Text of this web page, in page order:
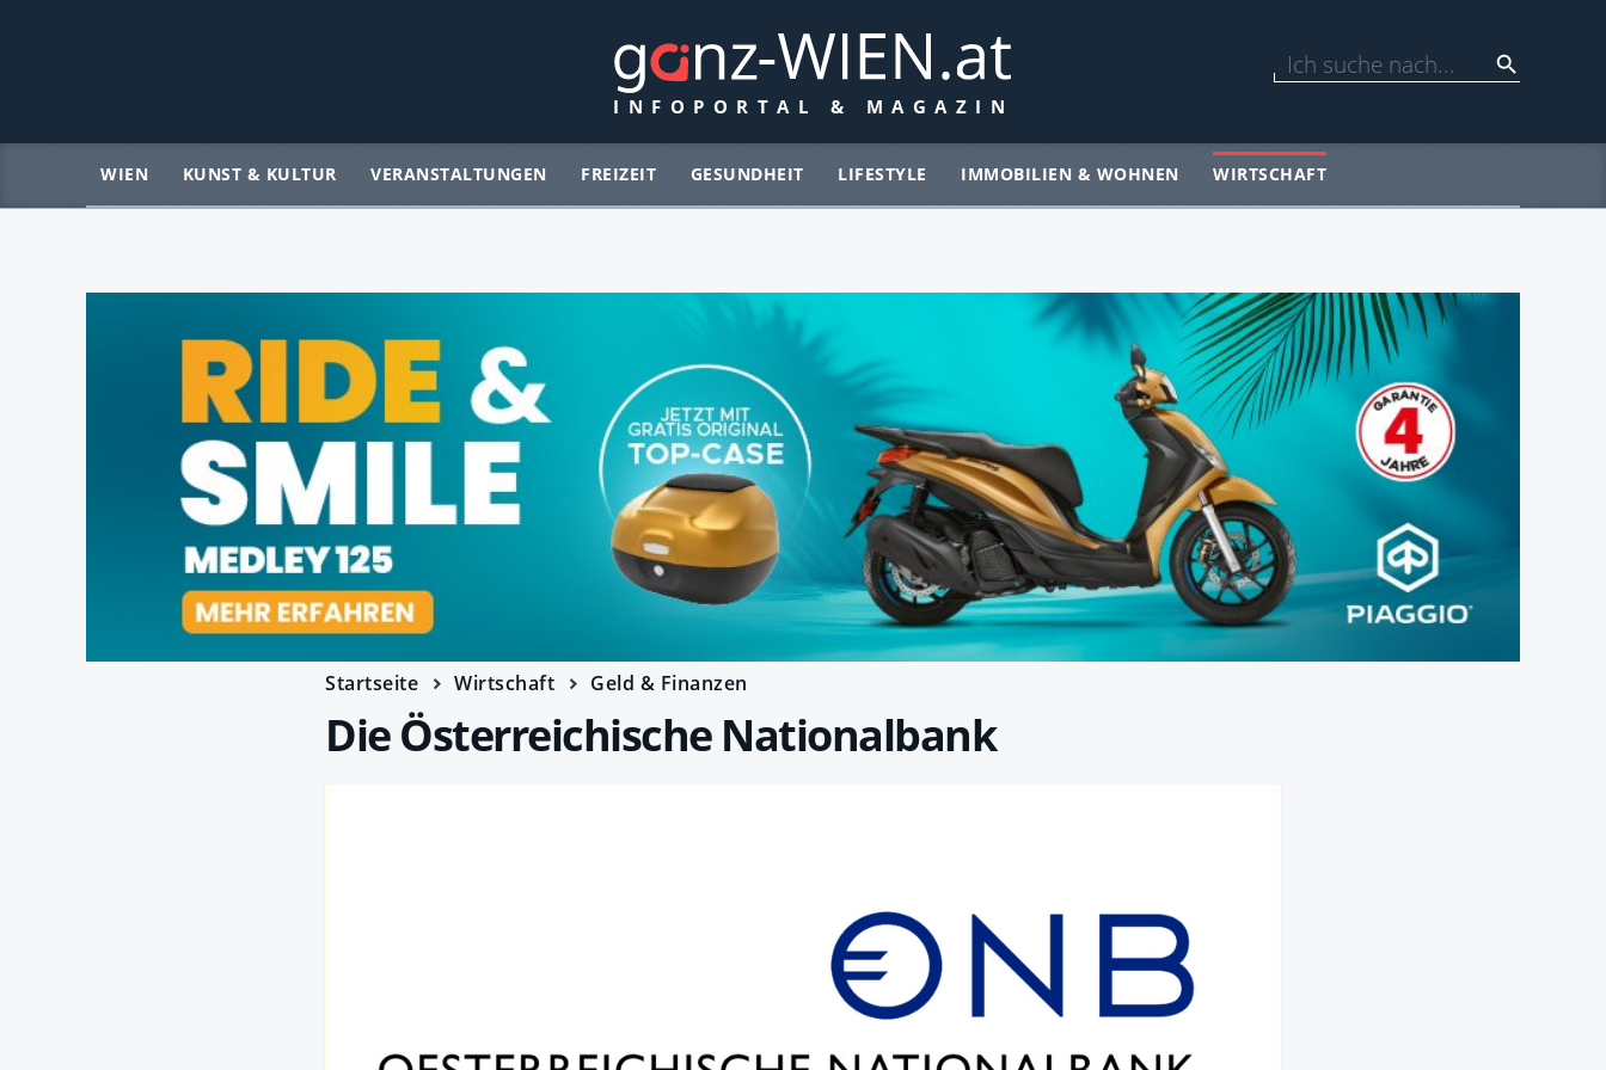
WIEN KUNST & KULTUR VERANSTALTUNGEN FREIZEIT GESUNDHEIT LIFESTYLE IMMOBILIEN & WOHNEN WIRTSCHAFT
Startseite Wirtschaft Geld & Finanzen
Die Österreichische Nationalbank